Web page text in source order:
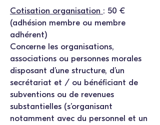
Cotisation organisation : 50 €
(adhésion membre ou membre
adhérent)
Concerne les organisations,
associations ou personnes morales
disposant d’une structure, d’un
secrétariat et / ou bénéficiant de
subventions ou de revenues
substantielles (s’organisant
notamment avec du personnel et un